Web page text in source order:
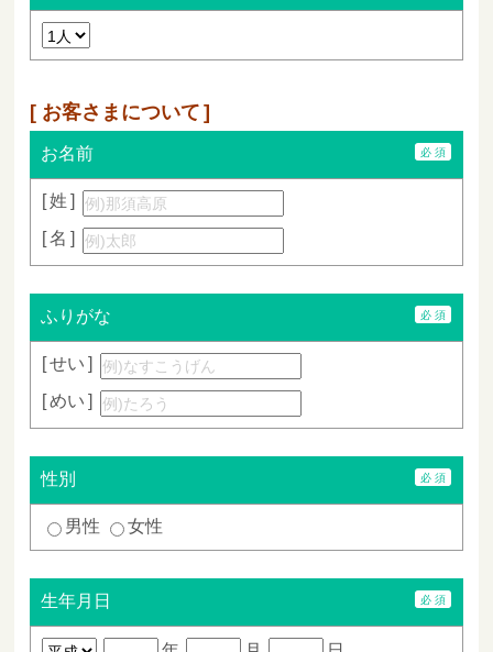
お客さまについて
お名前
姓
名
ふりがな
せい
めい
性別
男性 女性
生年月日